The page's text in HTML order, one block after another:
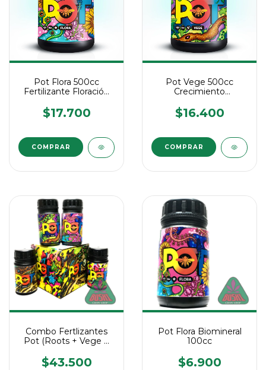
Pot Flora 500cc
Fertilizante Floración
$17.700
Pot Vege 500cc
Crecimiento
Biomineral Cultivo
$16.400
Combo Fertlizantes
Pot (Roots + Vege +
$43.500
Pot Flora Biomineral
100cc
$6.900